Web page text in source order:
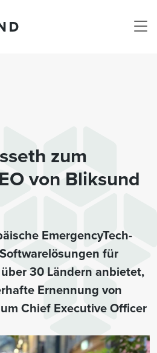
zum
von Bliksund
EmergencyTech-
für
30 Ländern anbietet,
Ernennung von
Chief Executive Officer